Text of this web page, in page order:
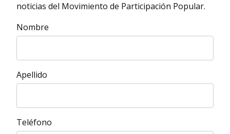
noticias del Movimiento de Participación Popular.
Nombre
Apellido
Teléfono